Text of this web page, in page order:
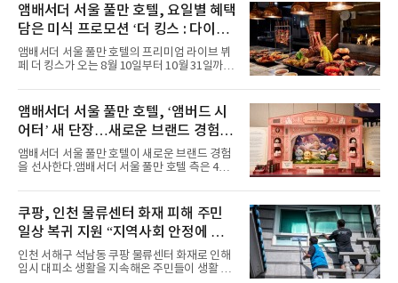
력을 앞세워 매 무대 색다른 볼거리를 선사했다.
특히 화사한 파스텔 톤의 비치웨어부터 청량한
마린룩, 햇살 아래 반짝이는 물결을 연상시키는
스커트, 강렬한 붉은 계열의 스타일링까지 각기
다른 매력을 선보였다. 브브걸은 다채로운 여름
패션을 완벽하게 소화하며 보
앰배서더 서울 풀만 호텔, 요일별 혜택
담은 미식 프로모션 ‘더 킹스 : 다이닝
프리빌리지즈’ 선봬
앰배서더 서울 풀만 호텔의 프리미엄 라이브 뷔
페 더 킹스가 오는 8월 10일부터 10월 31일까지
즈’를 선보인다.앰배서더 서울 풀만 호텔 측은
“요일마다 다른 즐거움과 한층 깊어진 미식의 여
유를 경험할 수 있도록 기획했다”고 밝혔다.먼저
월요일과 화요일에는 한 주의 문을 여는 여유로
운 식사를 테마로 다양한 혜택이 마련된다. 런치
이용 시 성인 5인 이상 사전 예약 고객에게 성인
1인 무료 혜택을 제공하며, 디너 이용 시에는 성
유료 회원 고객을 대상으로 5% 추가 할인 또는
바우처 1매 추가
앰배서더 서울 풀만 호텔, ‘앰버드 시
어터’ 새 단장…새로운 브랜드 경험 선
사
앰배서더 서울 풀만 호텔이 새로운 브랜드 경험
을 선사한다.앰배서더 서울 풀만 호텔 측은 4일
이야기를 담은 인형 극장 콘셉트의 공간 ‘앰버드
시어터(Ambird Theater)’를 새롭게 선보인
다”고 밝혔다.앰배서더 서울 풀만 호텔은 로비
한편에 마련된 앰버드 존을 통해 앰버드의 세계
관을 소개해왔다. 앰버드 존은 앰버드가 우주여
행 중 수집한 다양한 굿즈를 전시한 '앰버드 플래
닛(Ambird Planet)과 계절별 플라워 연출로 사
쿠팡, 인천 물류센터 화재 피해 주민
일상 복귀 지원 “지역사회 안정에 총
력”
인천 서해구 석남동 쿠팡 물류센터 화재로 인해
임시 대피소 생활을 지속해온 주민들이 생활 터